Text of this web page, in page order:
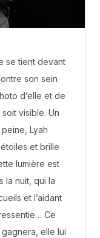
se tient devant
son sein
d’elle et de
visible. Un
Lyah
étoiles et brille
lumière est
la nuit, qui la
et l’aidant
Ce
elle lui